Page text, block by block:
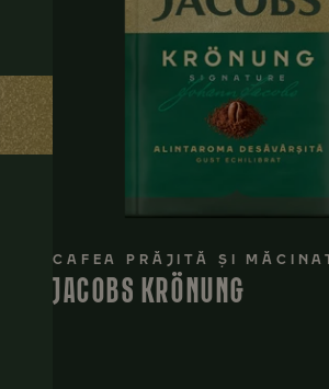
CAFEA PRĂJITĂ ȘI
JACOBS KRÖNUNG